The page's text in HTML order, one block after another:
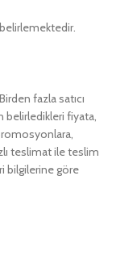
belirlemektedir.
fazla satıcı
belirledikleri fiyata,
teslimat ile teslim
bilgilerine göre